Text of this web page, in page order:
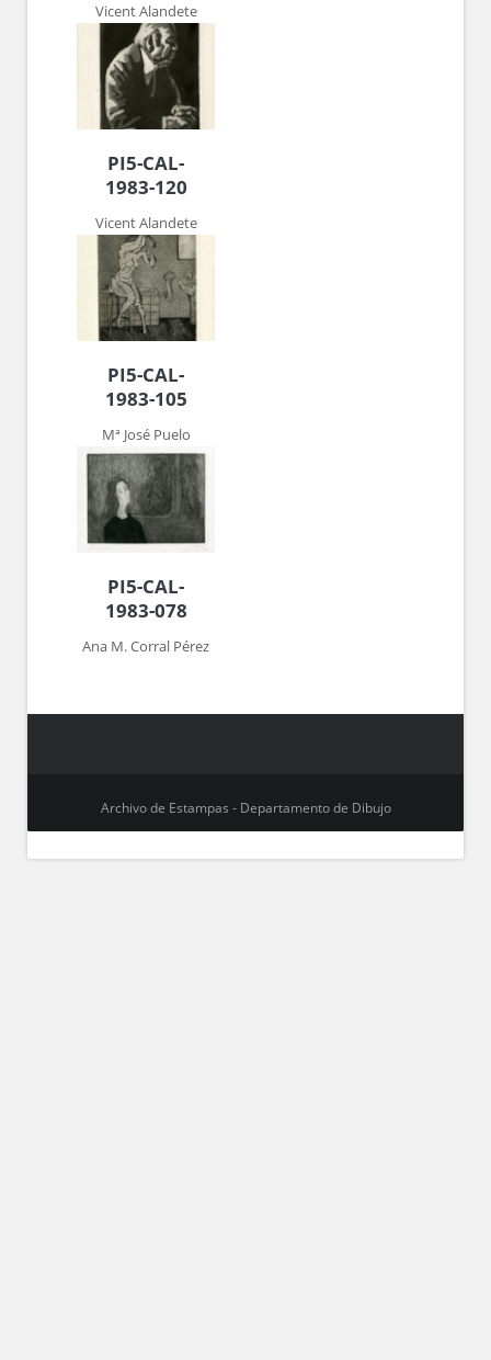
Vicent Alandete
PI5-CAL-
1983-120
Vicent Alandete
PI5-CAL-
1983-105
Mª José Puelo
PI5-CAL-
1983-078
Ana M. Corral Pérez
Archivo de Estampas - Departamento de Dibujo